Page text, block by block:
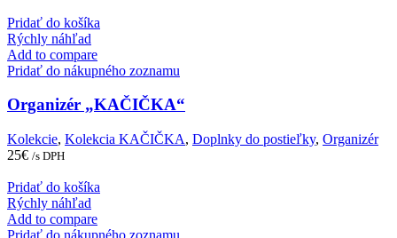
Pridať do košíka
Rýchly náhľad
Add to compare
Pridať do nákupného zoznamu
Organizér „KAČIČKA“
Kolekcie, Kolekcia KAČIČKA, Doplnky do postieľky, Organizér
25€ /s DPH
Pridať do košíka
Rýchly náhľad
Add to compare
Pridať do nákupného zoznamu